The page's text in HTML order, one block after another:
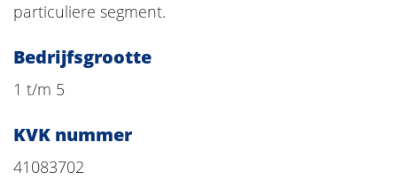
particuliere segment.
Bedrijfsgrootte
1 t/m 5
KVK nummer
41083702